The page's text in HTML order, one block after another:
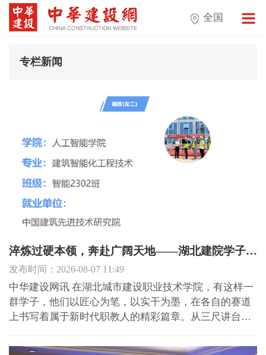
全国
专栏新闻
淬炼过硬本领，奔赴广阔天地——湖北建院学子的职场进阶之路
发布时间：2026-08-07 11:49
中华建设网讯 在湖北城市建设职业技术学院，有这样一
群学子，他们以匠心为笔，以实干为墨，在各自的赛道
上书写着属于新时代职教人的精彩篇章。从三尺讲台到
市建设的每一个角落，用扎实的技能与坚定的信念，诠